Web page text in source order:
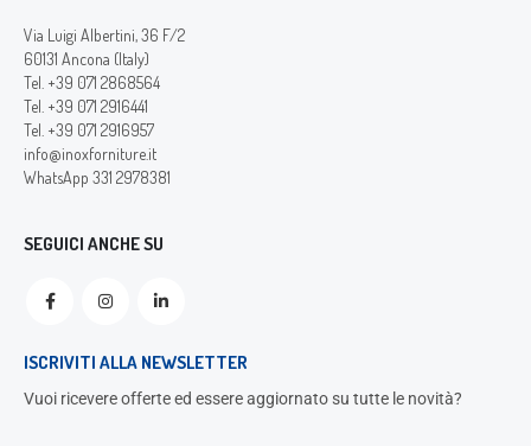
Via Luigi Albertini, 36 F/2
60131 Ancona (Italy)
Tel. +39 071 2868564
Tel. +39 071 2916441
Tel. +39 071 2916957
info@inoxforniture.it
WhatsApp 331 2978381
SEGUICI ANCHE SU
ISCRIVITI ALLA NEWSLETTER
Vuoi ricevere offerte ed essere aggiornato su tutte le novità?